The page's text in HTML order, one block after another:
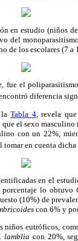
en estudio (niños
del
de los escolares (7 a
fue el
diferencia
laTabla 4, revela
el sexo
con un 22%,
en cuenta
en el
lo obtuvo
(10%) de
con 6% y
niños eutróficos,
lamblia con 20%,